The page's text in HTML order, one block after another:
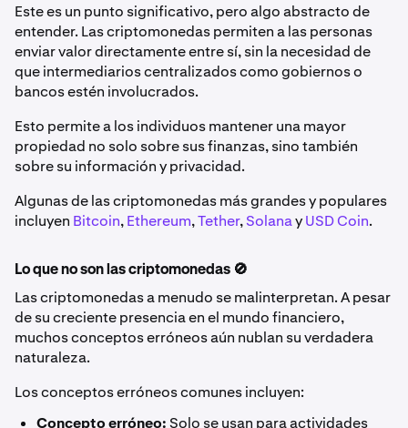
Este es un punto significativo, pero algo abstracto de
entender. Las criptomonedas permiten a las personas
enviar valor directamente entre sí, sin la necesidad de
que intermediarios centralizados como gobiernos o
bancos estén involucrados.
Esto permite a los individuos mantener una mayor
propiedad no solo sobre sus finanzas, sino también
sobre su información y privacidad.
Algunas de las criptomonedas más grandes y populares
incluyen Bitcoin,Ethereum,Tether,SolanayUSD Coin.
Lo que no son las criptomonedas 🚫
Las criptomonedas a menudo se malinterpretan. A pesar
de su creciente presencia en el mundo financiero,
muchos conceptos erróneos aún nublan su verdadera
naturaleza.
Los conceptos erróneos comunes incluyen:
Concepto erróneo:Solo se usan para actividades